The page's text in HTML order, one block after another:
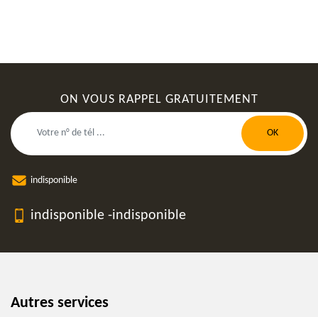
ON VOUS RAPPEL GRATUITEMENT
indisponible
indisponible -indisponible
Autres services